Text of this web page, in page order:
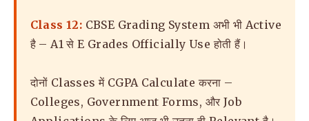
Class 12: CBSE Grading System अभी भी Active
है – A1 से E Grades Officially Use होती हैं।
दोनों Classes में CGPA Calculate करना –
Colleges, Government Forms, और Job